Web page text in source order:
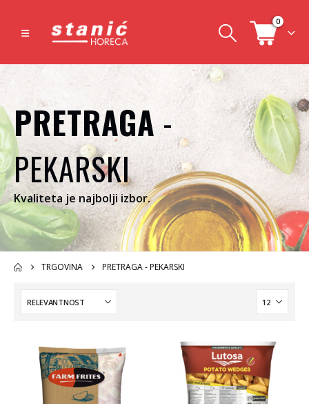
0
PRETRAGA-
PEKARSKI
Kvaliteta je najbolji izbor.
TRGOVINA PRETRAGA - PEKARSKI